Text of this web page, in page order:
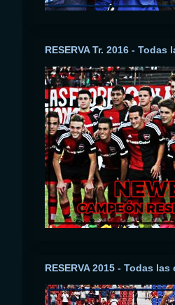
RESERVA Tr. 2016 -
RESERVA 2015 - Todas